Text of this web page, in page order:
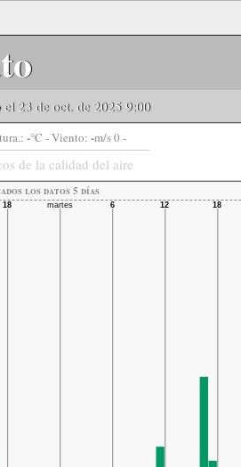
23 de oct. de 2025 9:00
-°C - Viento: -m/s 0 -
de la calidad del aire
​​los datos 5 días